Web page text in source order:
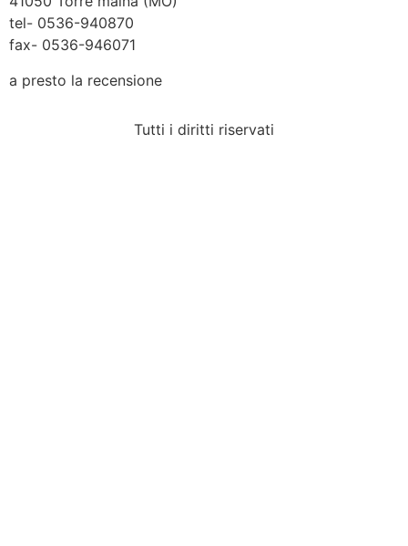
tel- 0536-940870
fax- 0536-946071
a presto la recensione
Tutti i diritti riservati